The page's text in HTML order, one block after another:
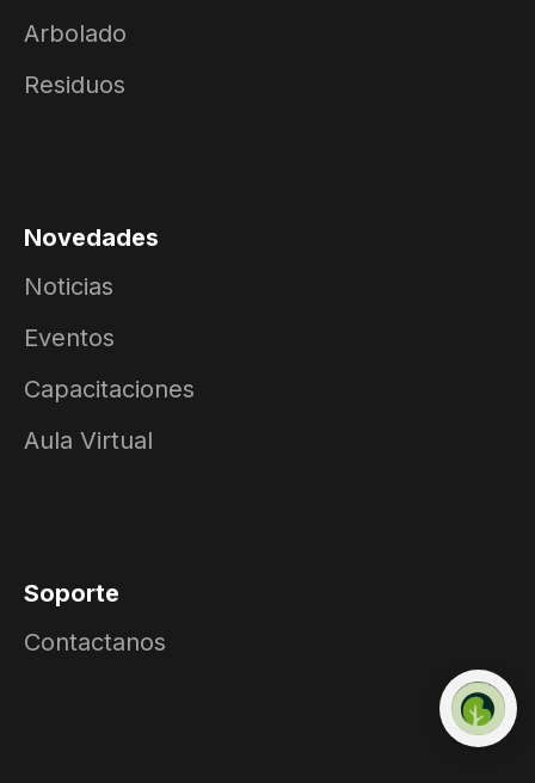
Arbolado
Residuos
Novedades
Noticias
Eventos
Capacitaciones
Aula Virtual
Soporte
Contactanos